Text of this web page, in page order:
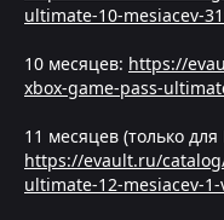
ultimate-10-mesiacev-
10 месяцев: https://
xbox-game-pass-
11 месяцев (только
https://evault.ru/
ultimate-12-mesiacev-